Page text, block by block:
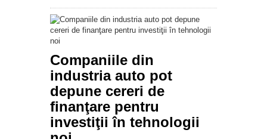
Companiile din
industria auto pot
depune cereri de
finanţare pentru
investiţii în tehnologii